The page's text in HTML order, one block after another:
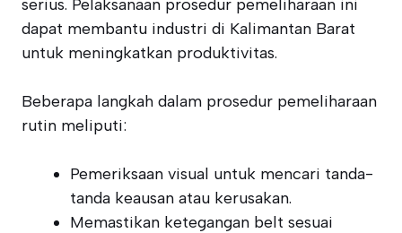
serius. Pelaksanaan prosedur pemeliharaan ini
dapat membantu industri di Kalimantan Barat
untuk meningkatkan produktivitas.
Beberapa langkah dalam prosedur pemeliharaan
rutin meliputi:
Pemeriksaan visual untuk mencari tanda-
tanda keausan atau kerusakan.
Memastikan ketegangan belt sesuai